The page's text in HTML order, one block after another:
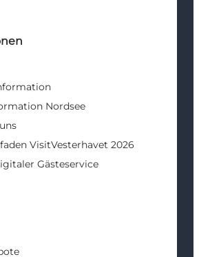
Nordsee
VisitVesterhavet 2026
Gästeservice